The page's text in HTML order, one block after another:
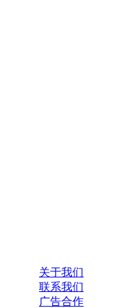
关于我们
联系我们
广告合作